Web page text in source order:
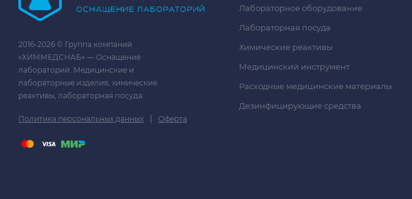
2016-2026 © Группа компаний
«ХИММЕДСНАБ» — Оснащение
лабораторий. Медицинские и
лабораторные изделия, химические
реактивы, лабораторная посуда.
Политика персональных данных | Оферта
Лабораторное оборудование
Лабораторная посуда
Химические реактивы
Медицинский инструмент
Расходные медицинские материалы
Дезинфицирующие средства